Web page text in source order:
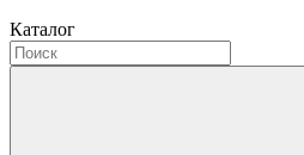
Каталог